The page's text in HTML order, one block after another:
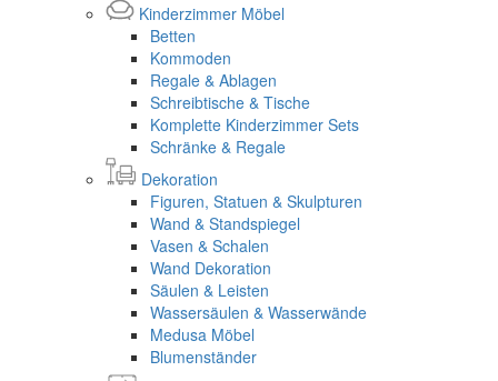
Kinderzimmer Möbel
Betten
Kommoden
Regale & Ablagen
Schreibtische & Tische
Komplette Kinderzimmer Sets
Schränke & Regale
Dekoration
Figuren, Statuen & Skulpturen
Wand & Standspiegel
Vasen & Schalen
Wand Dekoration
Säulen & Leisten
Wassersäulen & Wasserwände
Medusa Möbel
Blumenständer